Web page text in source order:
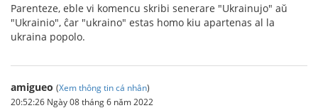
Parenteze, eble vi komencu skribi senerare "Ukrainujo" aŭ
"Ukrainio", ĉar "ukraino" estas homo kiu apartenas al la
ukraina popolo.
amigueo (Xem thông tin cá nhân)
20:52:26 Ngày 08 tháng 6 năm 2022